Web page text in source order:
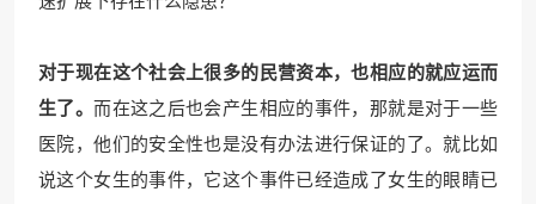
对于现在这个社会上很多的民营资本，也相应的就应运而
生了。 而在这之后也会产生相应的事件，那就是对于一些
医院，他们的安全性也是没有办法进行保证的了。就比如
说这个女生的事件，它这个事件已经造成了女生的眼睛已